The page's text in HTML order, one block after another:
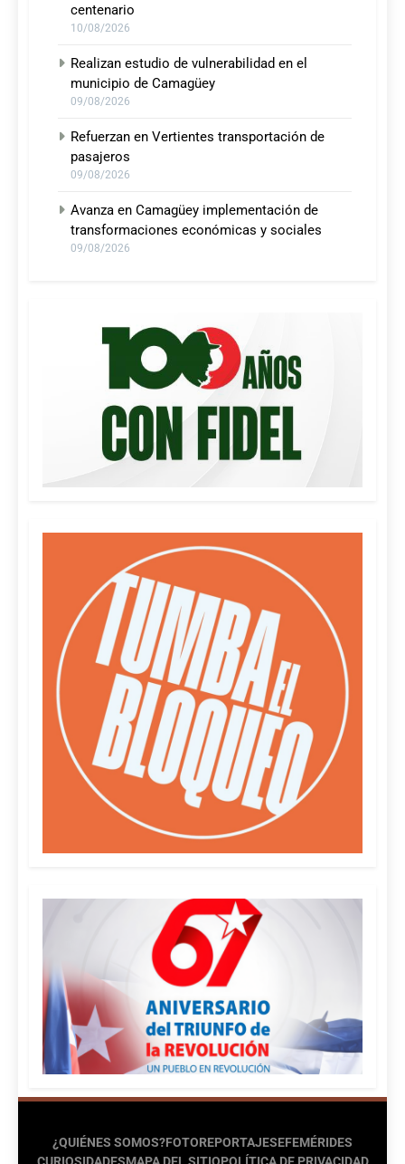
centenario
10/08/2026
Realizan estudio de vulnerabilidad en el
municipio de Camagüey
09/08/2026
Refuerzan en Vertientes transportación de
pasajeros
09/08/2026
Avanza en Camagüey implementación de
transformaciones económicas y sociales
09/08/2026
¿QUIÉNES SOMOS?FOTOREPORTAJESEFEMÉRIDES